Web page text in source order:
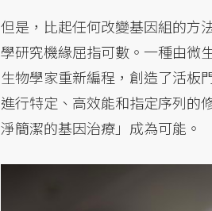
但是，比起任何改變基因組的方
學研究機緣屈指可數。一種由微
生物學家重新編程，創造了活板
進行特定、高效能和指定序列的
淨簡潔的基因治療」成為可能。